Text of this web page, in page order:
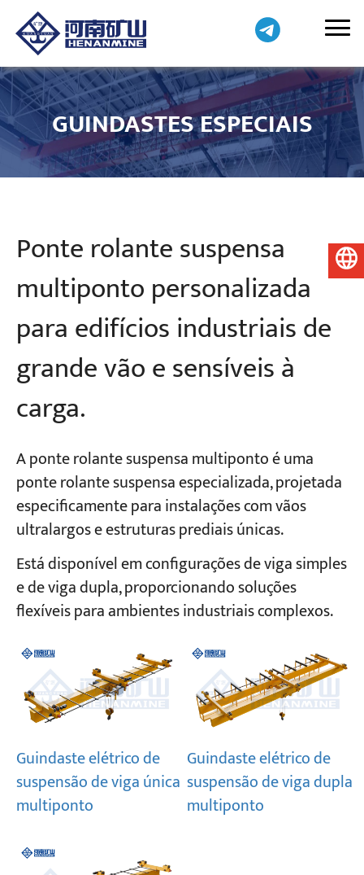
Projetos
Blogs
Notícias
Contate-nos
GUINDASTES ESPECIAIS
Ponte rolante suspensa
multiponto personalizada
para edifícios industriais de
grande vão e sensíveis à
carga.
A ponte rolante suspensa multiponto é uma
ponte rolante suspensa especializada, projetada
especificamente para instalações com vãos
ultralargos e estruturas prediais únicas.
Está disponível em configurações de viga simples
e de viga dupla, proporcionando soluções
flexíveis para ambientes industriais complexos.
Guindaste elétrico de
suspensão de viga única
multiponto
Guindaste elétrico de
suspensão de viga dupla
multiponto
Português do Brasil